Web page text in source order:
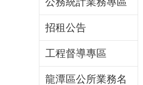
招租公告
工程督導專區
龍潭區公所業務名